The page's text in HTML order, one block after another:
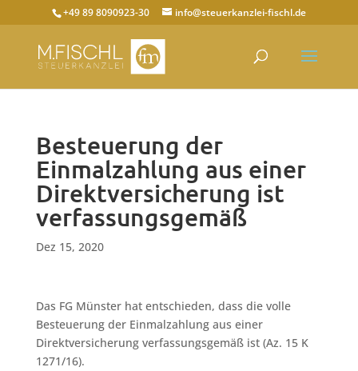
+49 89 8090923-30 info@steuerkanzlei-fischl.de
Besteuerung der
Einmalzahlung aus einer
Direktversicherung ist
verfassungsgemäß
Dez 15, 2020
Das FG Münster hat entschieden, dass die volle
Besteuerung der Einmalzahlung aus einer
Direktversicherung verfassungsgemäß ist (Az. 15 K
1271/16).